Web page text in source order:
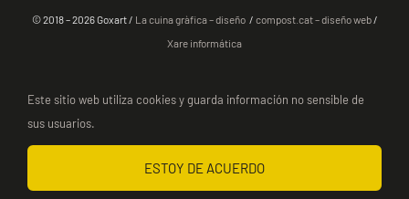
© 2018 – 2026 Goxart / La cuina gràfica – diseño / compost.cat – diseño web/
Xare informática
Pago 100 % seguro · Productos certificados · Envío y recogida en tienda
Este sitio web utiliza cookies y guarda información no sensible de
sus usuarios.
ESTOY DE ACUERDO